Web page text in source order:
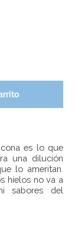
es lo que
una dilución
lo ameritan.
hielos no va a
sabores del